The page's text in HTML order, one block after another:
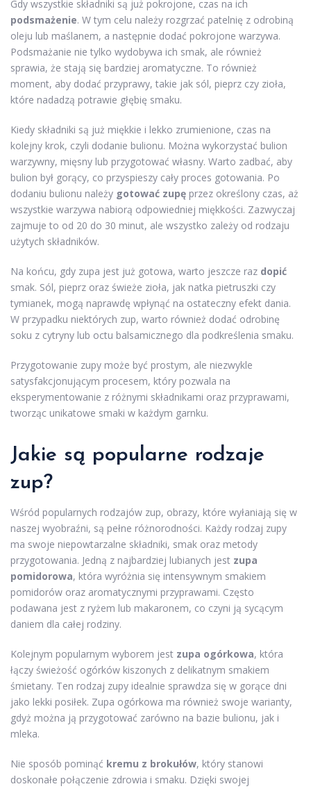
Gdy wszystkie składniki są już pokrojone, czas na ich
podsmażenie. W tym celu należy rozgrzać patelnię z odrobiną
oleju lub maślanem, a następnie dodać pokrojone warzywa.
Podsmażanie nie tylko wydobywa ich smak, ale również
sprawia, że stają się bardziej aromatyczne. To również
moment, aby dodać przyprawy, takie jak sól, pieprz czy zioła,
które nadadzą potrawie głębię smaku.
Kiedy składniki są już miękkie i lekko zrumienione, czas na
kolejny krok, czyli dodanie bulionu. Można wykorzystać bulion
warzywny, mięsny lub przygotować własny. Warto zadbać, aby
bulion był gorący, co przyspieszy cały proces gotowania. Po
dodaniu bulionu należy gotować zupę przez określony czas, aż
wszystkie warzywa nabiorą odpowiedniej miękkości. Zazwyczaj
zajmuje to od 20 do 30 minut, ale wszystko zależy od rodzaju
użytych składników.
Na końcu, gdy zupa jest już gotowa, warto jeszcze raz dopić
smak. Sól, pieprz oraz świeże zioła, jak natka pietruszki czy
tymianek, mogą naprawdę wpłynąć na ostateczny efekt dania.
W przypadku niektórych zup, warto również dodać odrobinę
soku z cytryny lub octu balsamicznego dla podkreślenia smaku.
Przygotowanie zupy może być prostym, ale niezwykle
satysfakcjonującym procesem, który pozwala na
eksperymentowanie z różnymi składnikami oraz przyprawami,
tworząc unikatowe smaki w każdym garnku.
Jakie są popularne rodzaje
zup?
Wśród popularnych rodzajów zup, obrazy, które wyłaniają się w
naszej wyobraźni, są pełne różnorodności. Każdy rodzaj zupy
ma swoje niepowtarzalne składniki, smak oraz metody
przygotowania. Jedną z najbardziej lubianych jest zupa
pomidorowa, która wyróżnia się intensywnym smakiem
pomidorów oraz aromatycznymi przyprawami. Często
podawana jest z ryżem lub makaronem, co czyni ją sycącym
daniem dla całej rodziny.
Kolejnym popularnym wyborem jest zupa ogórkowa, która
łączy świeżość ogórków kiszonych z delikatnym smakiem
śmietany. Ten rodzaj zupy idealnie sprawdza się w gorące dni
jako lekki posiłek. Zupa ogórkowa ma również swoje warianty,
gdyż można ją przygotować zarówno na bazie bulionu, jak i
mleka.
Nie sposób pominąć kremu z brokułów, który stanowi
doskonałe połączenie zdrowia i smaku. Dzięki swojej